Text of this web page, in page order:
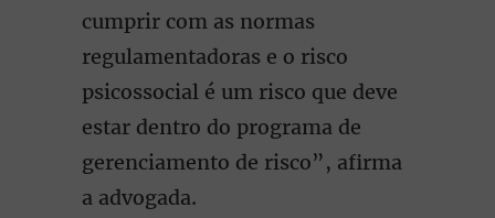
cumprir com as normas
regulamentadoras e o risco
psicossocial é um risco que deve
estar dentro do programa de
gerenciamento de risco”, afirma
a advogada.